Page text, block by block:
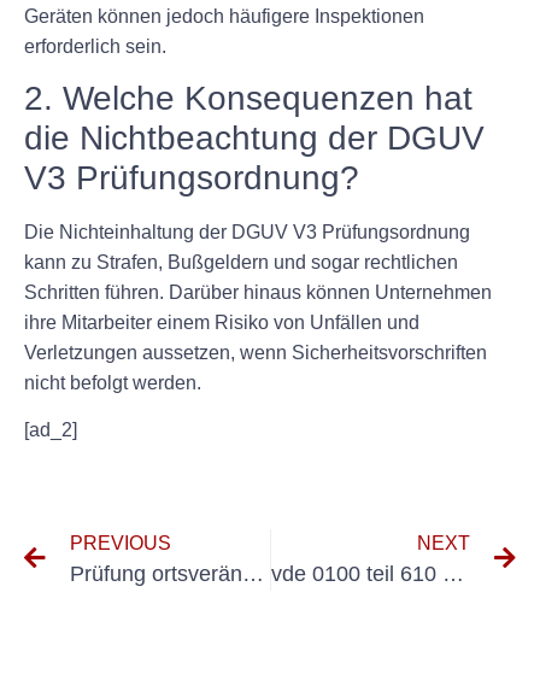
Geräten können jedoch häufigere Inspektionen
erforderlich sein.
2. Welche Konsequenzen hat
die Nichtbeachtung der DGUV
V3 Prüfungsordnung?
Die Nichteinhaltung der DGUV V3 Prüfungsordnung
kann zu Strafen, Bußgeldern und sogar rechtlichen
Schritten führen. Darüber hinaus können Unternehmen
ihre Mitarbeiter einem Risiko von Unfällen und
Verletzungen aussetzen, wenn Sicherheitsvorschriften
nicht befolgt werden.
[ad_2]
PREVIOUS
Prüfung ortsveränderlicher elektrischer Betriebsmittel
NEXT
vde 0100 teil 610 wiederholungsprüfung